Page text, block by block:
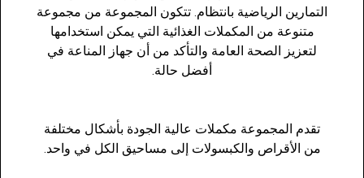
التمارين الرياضية بانتظام. تتكون المجموعة من مجموعة
متنوعة من المكملات الغذائية التي يمكن استخدامها
لتعزيز الصحة العامة والتأكد من أن جهاز المناعة في
أفضل حالة.
تقدم المجموعة مكملات عالية الجودة بأشكال مختلفة
من الأقراص والكبسولات إلى مساحيق الكل في واحد.